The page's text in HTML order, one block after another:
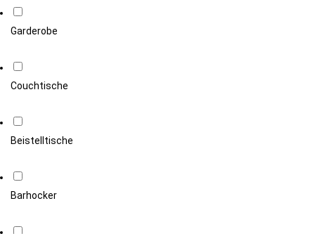
Garderobe
Couchtische
Beistelltische
Barhocker